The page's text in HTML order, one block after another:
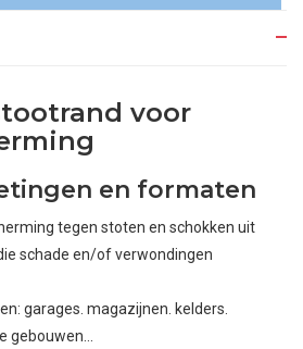
voor
en formaten
tegen stoten en schokken uit
schade en/of verwondingen
garages. magazijnen. kelders.
gebouwen...